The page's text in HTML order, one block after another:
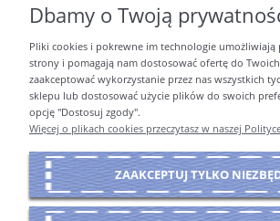
PŁATNOŚCI I
INFORMACJE
O NAS
Dbamy o Twoją
Pliki cookies i pokrewne im technologie umożliwiają
strony i pomagają nam dostosować ofertę do
zaakceptować wykorzystanie przez nas wszystkich
sklepu lub dostosować użycie plików do swoich
opcję "Dostosuj zgody".
Więcej o plikach cookies przeczytasz w naszej
ZAAKCEPTUJ TYLKO